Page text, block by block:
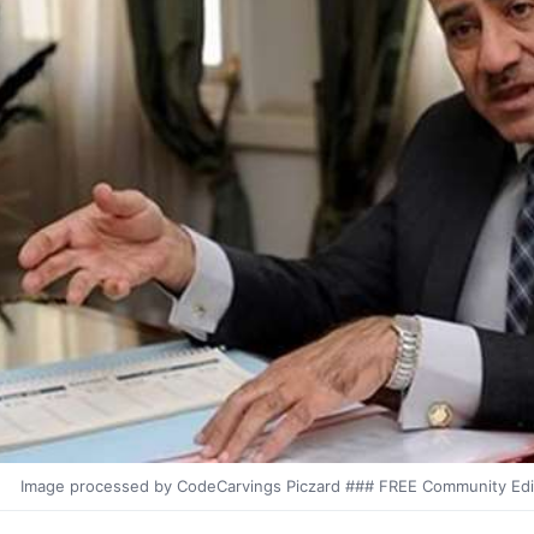
Image processed by CodeCarvings Piczard ### FREE Community